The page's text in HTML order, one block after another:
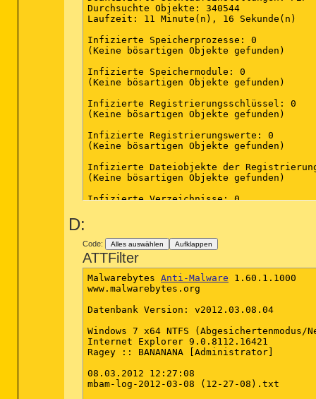
Durchsuchte Objekte: 340544
Laufzeit: 11 Minute(n), 16 Sekunde(n)
Infizierte Speicherprozesse: 0
(Keine bösartigen Objekte gefunden)
Infizierte Speichermodule: 0
(Keine bösartigen Objekte gefunden)
Infizierte Registrierungsschlüssel: 0
(Keine bösartigen Objekte gefunden)
Infizierte Registrierungswerte: 0
(Keine bösartigen Objekte gefunden)
Infizierte Dateiobjekte der
(Keine bösartigen Objekte gefunden)
Infizierte Verzeichnisse: 0
(Keine bösartigen Objekte gefunden)
(Ende)
D:
Code: Alles auswählen Aufklappen
ATTFilter
Malwarebytes Anti-Malware 1.60.1.1000
www.malwarebytes.org
Datenbank Version: v2012.03.08.04
Windows 7 x64 NTFS (Abgesichertenmodus/
Internet Explorer 9.0.8112.16421
Ragey :: BANANANA [Administrator]
08.03.2012 12:27:08
mbam-log-2012-03-08 (12-27-08).txt